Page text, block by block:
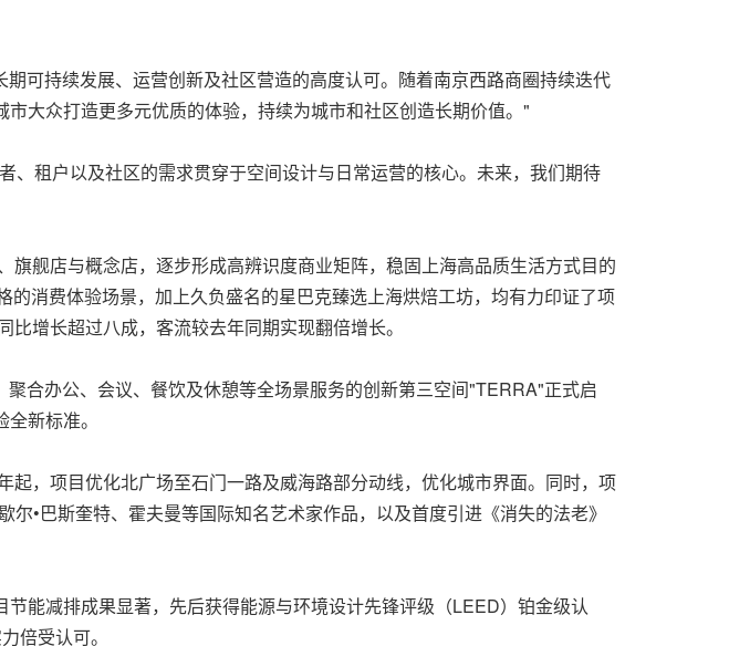
可持续发展、运营创新及社区营造的高度认可。随着南京西路商圈持续迭代
大众打造更多元优质的体验，持续为城市和社区创造长期价值。"
租户以及社区的需求贯穿于空间设计与日常运营的核心。未来，我们期待
舰店与概念店，逐步形成高辨识度商业矩阵，稳固上海高品质生活方式目的
消费体验场景，加上久负盛名的星巴克臻选上海烘焙工坊，均有力印证了项
增长超过八成，客流较去年同期实现翻倍增长。
合办公、会议、餐饮及休憩等全场景服务的创新第三空间"TERRA"正式启
新标准。
，项目优化北广场至石门一路及威海路部分动线，优化城市界面。同时，项
•巴斯奎特、霍夫曼等国际知名艺术家作品，以及首度引进《消失的法老》
能减排成果显著，先后获得能源与环境设计先锋评级（LEED）铂金级认
倍受认可。